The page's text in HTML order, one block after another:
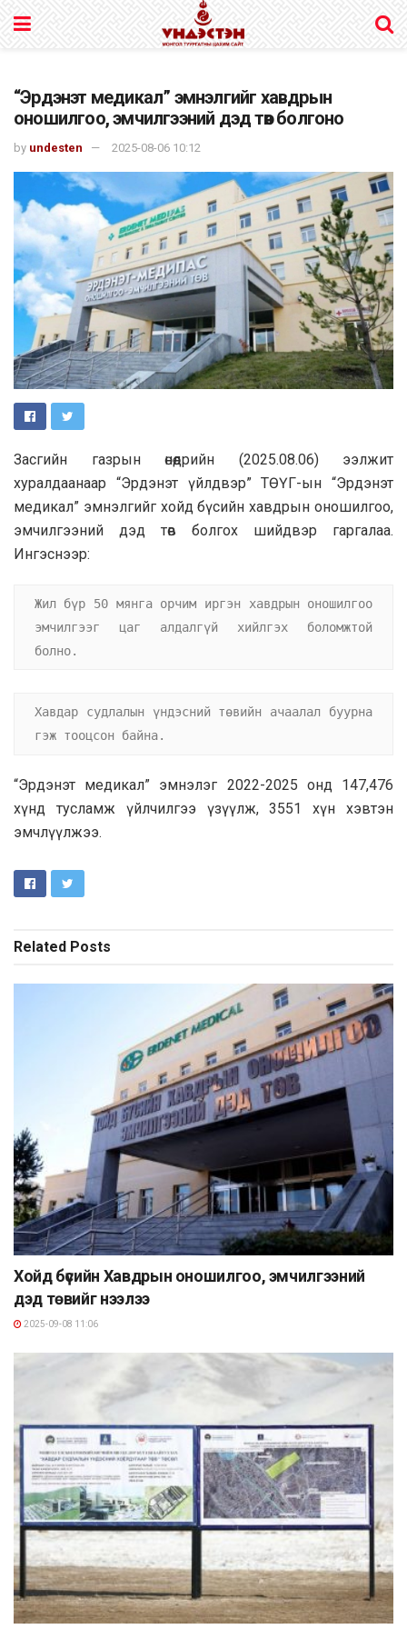
“Эрдэнэт медикал” эмнэлгийг хавдрын
оношилгоо, эмчилгээний дэд төв болгоно
by undesten 2025-08-06 10:12
Засгийн газрын өнөөдрийн (2025.08.06) ээлжит
хуралдаанаар “Эрдэнэт үйлдвэр” ТӨҮГ-ын “Эрдэнэт
медикал” эмнэлгийг хойд бүсийн хавдрын оношилгоо,
эмчилгээний дэд төв болгох шийдвэр гаргалаа.
Ингэснээр:
Жил бүр 50 мянга орчим иргэн хавдрын оношилгоо
эмчилгээг цаг алдалгүй хийлгэх боломжтой
болно.
Хавдар судлалын үндэсний төвийн ачаалал буурна
гэж тооцсон байна.
“Эрдэнэт медикал” эмнэлэг 2022-2025 онд 147,476
хүнд тусламж үйлчилгээ үзүүлж, 3551 хүн хэвтэн
эмчлүүлжээ.
Related Posts
Хойд бүсийн Хавдрын оношилгоо, эмчилгээний
дэд төвийг нээлээ
2025-09-08 11:06